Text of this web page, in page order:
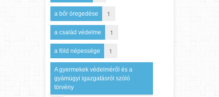
a bőr öregedése 1
a család védelme 1
a föld népessége 1
A gyermekek védelméről és a
gyámügyi igazgatásról szóló
törvény